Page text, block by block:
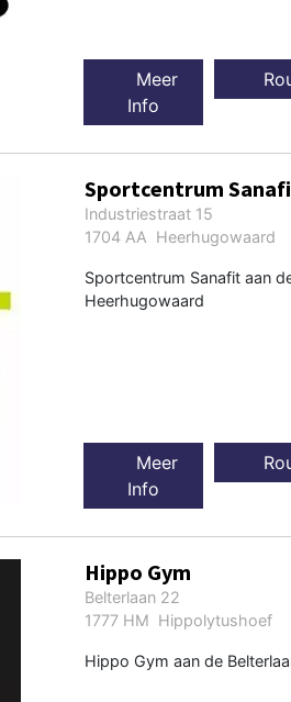
Meer
Info
Sportcentrum
Industriestraat 15
1704 AA Heerhugowaard
Sportcentrum Sanafit aan
Heerhugowaard
Meer
Info
Hippo Gym
Belterlaan 22
1777 HM Hippolytushoef
Hippo Gym aan de